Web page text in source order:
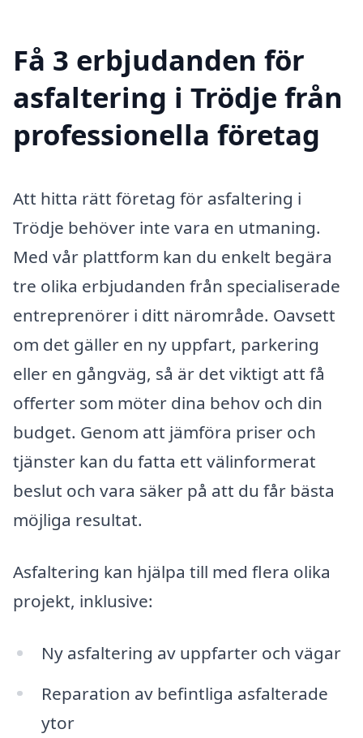
Få 3 erbjudanden för
asfaltering i Trödje från
professionella företag
Att hitta rätt företag för asfaltering i
Trödje behöver inte vara en utmaning.
Med vår plattform kan du enkelt begära
tre olika erbjudanden från specialiserade
entreprenörer i ditt närområde. Oavsett
om det gäller en ny uppfart, parkering
eller en gångväg, så är det viktigt att få
offerter som möter dina behov och din
budget. Genom att jämföra priser och
tjänster kan du fatta ett välinformerat
beslut och vara säker på att du får bästa
möjliga resultat.
Asfaltering kan hjälpa till med flera olika
projekt, inklusive:
Ny asfaltering av uppfarter och vägar
Reparation av befintliga asfalterade
ytor